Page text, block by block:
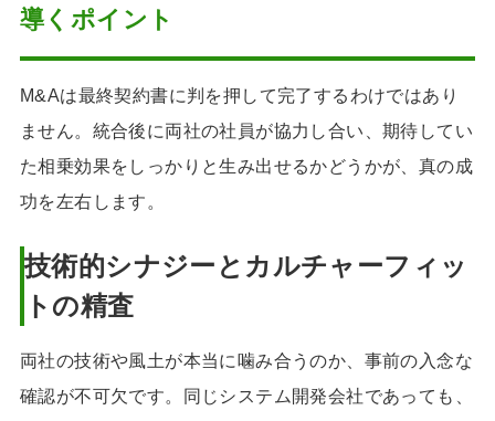
導くポイント
M&Aは最終契約書に判を押して完了するわけではあり
ません。統合後に両社の社員が協力し合い、期待してい
た相乗効果をしっかりと生み出せるかどうかが、真の成
功を左右します。
技術的シナジーとカルチャーフィッ
トの精査
両社の技術や風土が本当に噛み合うのか、事前の入念な
確認が不可欠です。同じシステム開発会社であっても、